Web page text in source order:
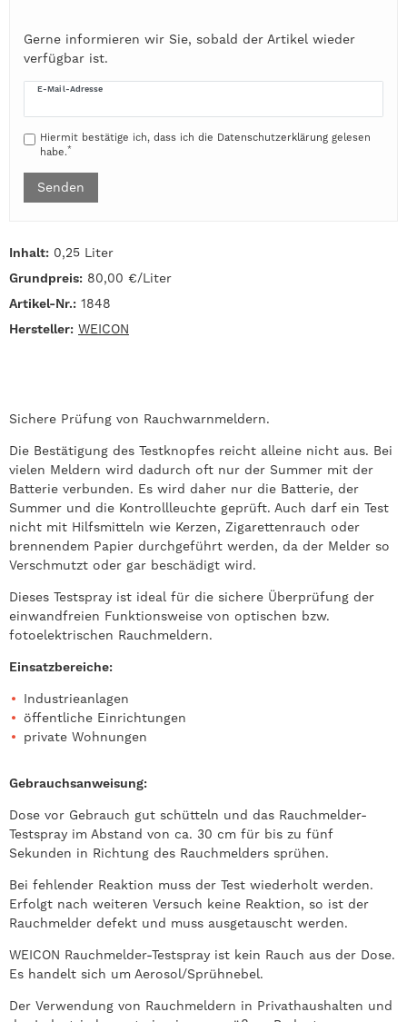
Inhalt: 0,25 Liter
Grundpreis: 80,00 €/Liter
Artikel-Nr.: 1848
Hersteller: WEICON
Gerne informieren wir Sie, sobald der Artikel wieder
verfügbar ist.
E-Mail-Adresse
Hiermit bestätige ich, dass ich die Daten­schutz­erklärunggelesen
habe.*
Senden
Sichere Prüfung von Rauchwarnmeldern.
Die Bestätigung des Testknopfes reicht alleine nicht aus. Bei
vielen Meldern wird dadurch oft nur der Summer mit der
Batterie verbunden. Es wird daher nur die Batterie, der
Summer und die Kontrollleuchte geprüft. Auch darf ein Test
nicht mit Hilfsmitteln wie Kerzen, Zigarettenrauch oder
brennendem Papier durchgeführt werden, da der Melder so
Verschmutzt oder gar beschädigt wird.
Dieses Testspray ist ideal für die sichere Überprüfung der
einwandfreien Funktionsweise von optischen bzw.
fotoelektrischen Rauchmeldern.
Einsatzbereiche:
Industrieanlagen
öffentliche Einrichtungen
private Wohnungen
Gebrauchsanweisung:
Dose vor Gebrauch gut schütteln und das Rauchmelder-
Testspray im Abstand von ca. 30 cm für bis zu fünf
Sekunden in Richtung des Rauchmelders sprühen.
Bei fehlender Reaktion muss der Test wiederholt werden.
Erfolgt nach weiteren Versuch keine Reaktion, so ist der
Rauchmelder defekt und muss ausgetauscht werden.
WEICON Rauchmelder-Testspray ist kein Rauch aus der Dose.
Es handelt sich um Aerosol/Sprühnebel.
Der Verwendung von Rauchmeldern in Privathaushalten und